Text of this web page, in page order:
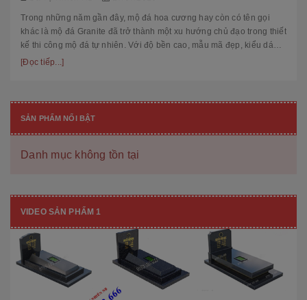
Trong những năm gần đây, mộ đá hoa cương hay còn có tên gọi
khác là mộ đá Granite đã trở thành một xu hướng chủ đạo trong thiết
kế thi công mộ đá tự nhiên. Với độ bền cao, mẫu mã đẹp, kiểu dáng
hiệ...
[Đọc tiếp...]
SẢN PHẨM NỔI BẬT
Danh mục không tồn tại
VIDEO SẢN PHẨM 1